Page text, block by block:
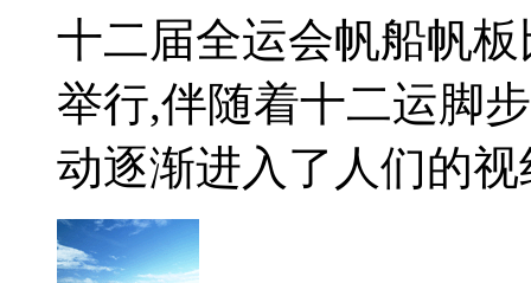
十二届全运会帆船帆
举行,伴随着十二运脚
动逐渐进入了人们的视